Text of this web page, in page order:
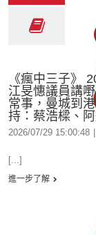
《瘋中三子》
江旻憓議員講
常事，曼城到
持：蔡浩樑、
2026/07/29 15:00:48
[...]
進一步了解